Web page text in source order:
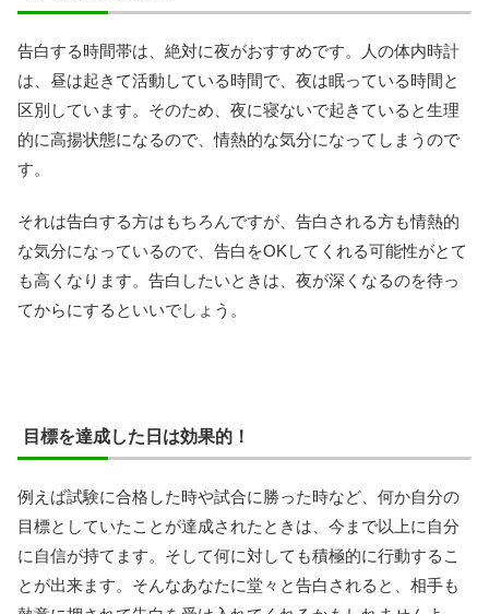
告白する時間帯は、絶対に夜がおすすめです。人の体内時計
は、昼は起きて活動している時間で、夜は眠っている時間と
区別しています。そのため、夜に寝ないで起きていると生理
的に高揚状態になるので、情熱的な気分になってしまうので
す。
それは告白する方はもちろんですが、告白される方も情熱的
な気分になっているので、告白をOKしてくれる可能性がとて
も高くなります。告白したいときは、夜が深くなるのを待っ
てからにするといいでしょう。
目標を達成した日は効果的！
例えば試験に合格した時や試合に勝った時など、何か自分の
目標としていたことが達成されたときは、今まで以上に自分
に自信が持てます。そして何に対しても積極的に行動するこ
とが出来ます。そんなあなたに堂々と告白されると、相手も